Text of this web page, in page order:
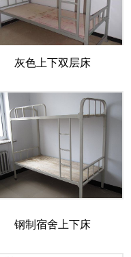
灰色上下双层床
钢制宿舍上下床